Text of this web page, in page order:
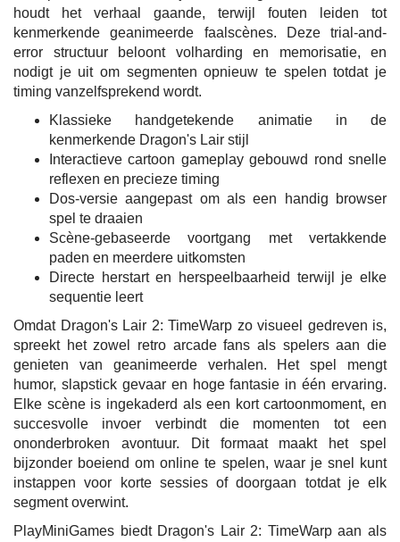
houdt het verhaal gaande, terwijl fouten leiden tot
kenmerkende geanimeerde faalscènes. Deze trial-and-
error structuur beloont volharding en memorisatie, en
nodigt je uit om segmenten opnieuw te spelen totdat je
timing vanzelfsprekend wordt.
Klassieke handgetekende animatie in de
kenmerkende Dragon's Lair stijl
Interactieve cartoon gameplay gebouwd rond snelle
reflexen en precieze timing
Dos-versie aangepast om als een handig browser
spel te draaien
Scène-gebaseerde voortgang met vertakkende
paden en meerdere uitkomsten
Directe herstart en herspeelbaarheid terwijl je elke
sequentie leert
Omdat Dragon's Lair 2: TimeWarp zo visueel gedreven is,
spreekt het zowel retro arcade fans als spelers aan die
genieten van geanimeerde verhalen. Het spel mengt
humor, slapstick gevaar en hoge fantasie in één ervaring.
Elke scène is ingekaderd als een kort cartoonmoment, en
succesvolle invoer verbindt die momenten tot een
ononderbroken avontuur. Dit formaat maakt het spel
bijzonder boeiend om online te spelen, waar je snel kunt
instappen voor korte sessies of doorgaan totdat je elk
segment overwint.
PlayMiniGames biedt Dragon's Lair 2: TimeWarp aan als